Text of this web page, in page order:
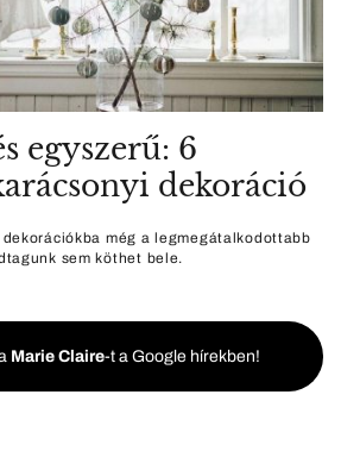
egyszerű: 6
dekoráció
még a legmegátalkodottabb
sem köthet bele.
Marie Claire-t a Google hírekben!